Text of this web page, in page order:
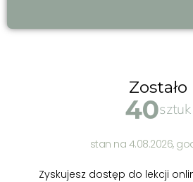
Zostało
38sztuk
stan na 4.08.2026,
Zyskujesz dostęp do lekcji